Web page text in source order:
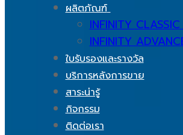
ผลิตภัณฑ์
INFINITY
INFINITY
ใบรับรองและรางวัล
บริการหลังการขาย
สาระน่ารู้
กิจกรรม
ติดต่อเรา